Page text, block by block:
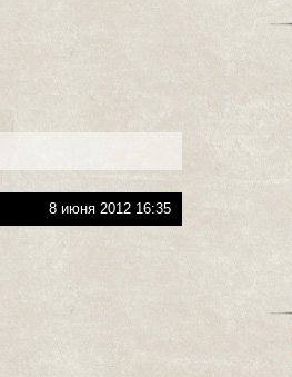
8 июня 2012 16:35